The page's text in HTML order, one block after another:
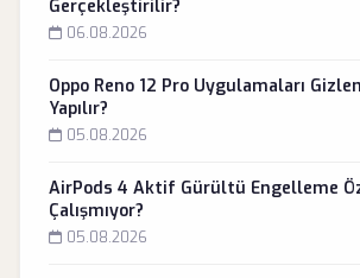
Gerçekleştirilir?
06.08.2026
Oppo Reno 12 Pro Uygulamaları
Yapılır?
05.08.2026
AirPods 4 Aktif Gürültü Engelleme
Çalışmıyor?
05.08.2026